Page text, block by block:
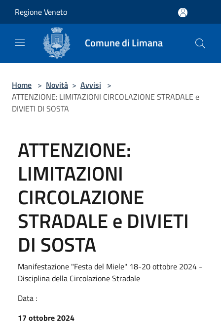
Regione Veneto
Comune di Limana
Home > Novità > Avvisi >
ATTENZIONE: LIMITAZIONI CIRCOLAZIONE STRADALE e
DIVIETI DI SOSTA
ATTENZIONE:
LIMITAZIONI
CIRCOLAZIONE
STRADALE e DIVIETI
DI SOSTA
Manifestazione "Festa del Miele" 18-20 ottobre 2024 -
Disciplina della Circolazione Stradale
Data :
17 ottobre 2024